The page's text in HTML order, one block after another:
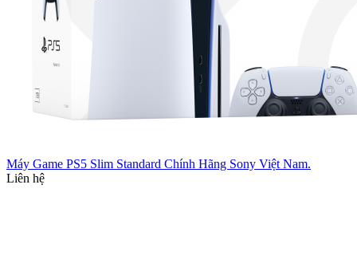
Máy Game PS5 Slim Standard Chính Hãng Sony Việt Nam.
Liên hệ